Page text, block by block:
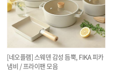
[네오플램] 스웨덴 감성 듬뿍, FIKA 피카
냄비 / 프라이팬 모음